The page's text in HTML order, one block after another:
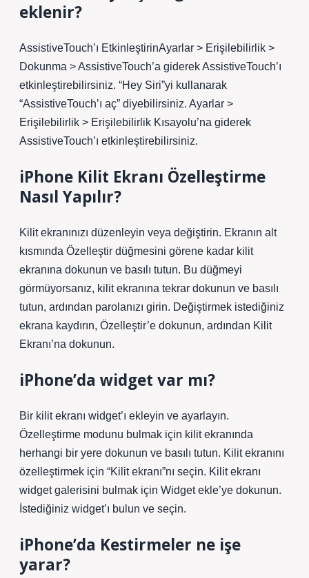
eklenir?
AssistiveTouch’ı EtkinleştirinAyarlar > Erişilebilirlik >
Dokunma > AssistiveTouch’a giderek AssistiveTouch’ı
etkinleştirebilirsiniz. “Hey Siri”yi kullanarak
“AssistiveTouch’ı aç” diyebilirsiniz. Ayarlar >
Erişilebilirlik > Erişilebilirlik Kısayolu’na giderek
AssistiveTouch’ı etkinleştirebilirsiniz.
iPhone Kilit Ekranı Özelleştirme
Nasıl Yapılır?
Kilit ekranınızı düzenleyin veya değiştirin. Ekranın alt
kısmında Özelleştir düğmesini görene kadar kilit
ekranına dokunun ve basılı tutun. Bu düğmeyi
görmüyorsanız, kilit ekranına tekrar dokunun ve basılı
tutun, ardından parolanızı girin. Değiştirmek istediğiniz
ekrana kaydırın, Özelleştir’e dokunun, ardından Kilit
Ekranı’na dokunun.
iPhone’da widget var mı?
Bir kilit ekranı widget’ı ekleyin ve ayarlayın.
Özelleştirme modunu bulmak için kilit ekranında
herhangi bir yere dokunun ve basılı tutun. Kilit ekranını
özelleştirmek için “Kilit ekranı”nı seçin. Kilit ekranı
widget galerisini bulmak için Widget ekle’ye dokunun.
İstediğiniz widget’ı bulun ve seçin.
iPhone’da Kestirmeler ne işe
yarar?